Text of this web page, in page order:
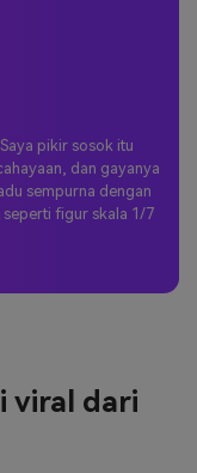
Saya pikir sosok itu
dan gayanya
sempurna dengan
figur skala 1/7
viral dari